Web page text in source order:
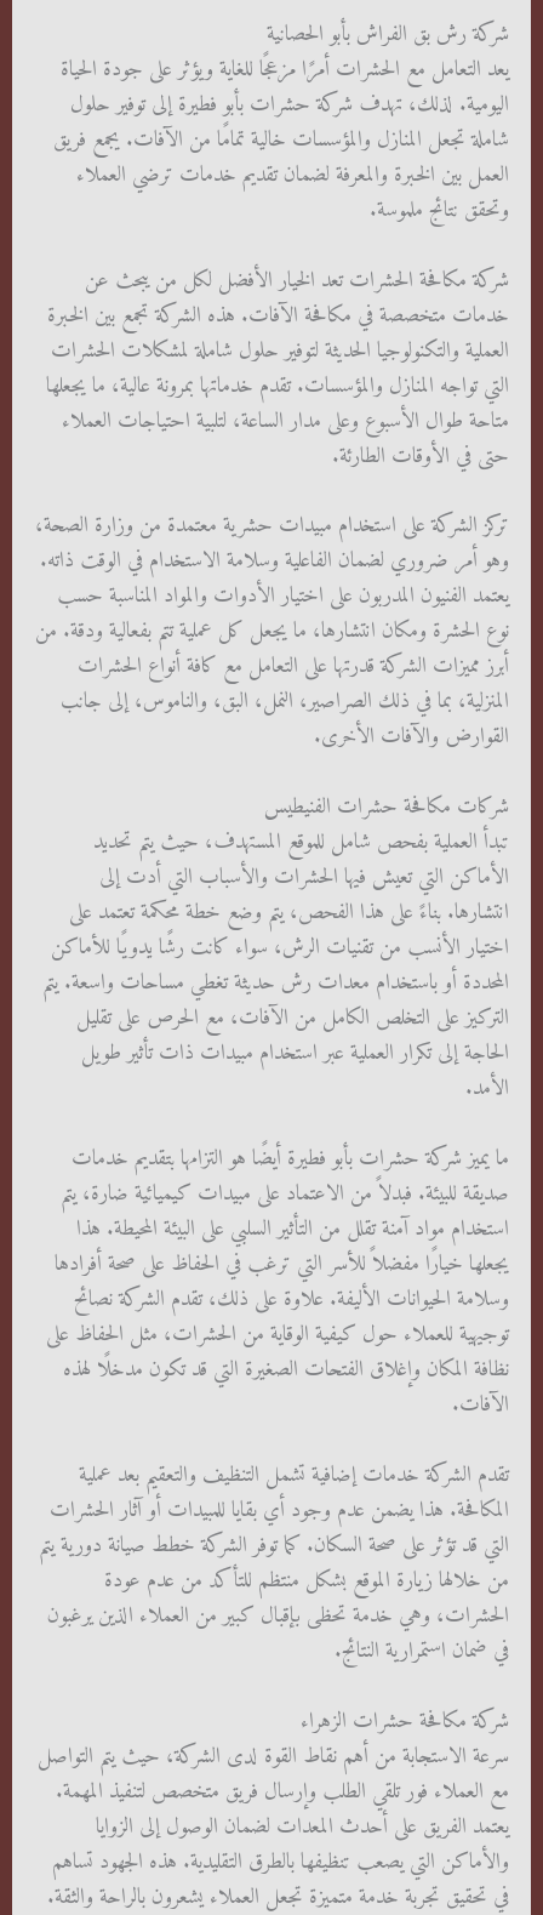
شركة رش بق الفراش بأبو الحصانية
يعد التعامل مع الحشرات أمرًا مزعجًا للغاية ويؤثر على جودة الحياة
اليومية. لذلك، تهدف شركة حشرات بأبو فطيرة إلى توفير حلول
شاملة تجعل المنازل والمؤسسات خالية تمامًا من الآفات. يجمع فريق
العمل بين الخبرة والمعرفة لضمان تقديم خدمات ترضي العملاء
وتحقق نتائج ملموسة.
شركة مكافحة الحشرات تعد الخيار الأفضل لكل من يبحث عن
خدمات متخصصة في مكافحة الآفات. هذه الشركة تجمع بين الخبرة
العملية والتكنولوجيا الحديثة لتوفير حلول شاملة لمشكلات الحشرات
التي تواجه المنازل والمؤسسات. تقدم خدماتها بمرونة عالية، ما يجعلها
متاحة طوال الأسبوع وعلى مدار الساعة، لتلبية احتياجات العملاء
حتى في الأوقات الطارئة.
تركز الشركة على استخدام مبيدات حشرية معتمدة من وزارة الصحة،
وهو أمر ضروري لضمان الفاعلية وسلامة الاستخدام في الوقت ذاته.
يعتمد الفنيون المدربون على اختيار الأدوات والمواد المناسبة حسب
نوع الحشرة ومكان انتشارها، ما يجعل كل عملية تتم بفعالية ودقة. من
أبرز مميزات الشركة قدرتها على التعامل مع كافة أنواع الحشرات
المنزلية، بما في ذلك الصراصير، النمل، البق، والناموس، إلى جانب
القوارض والآفات الأخرى.
شركات مكافحة حشرات الفنيطيس
تبدأ العملية بفحص شامل للموقع المستهدف، حيث يتم تحديد
الأماكن التي تعيش فيها الحشرات والأسباب التي أدت إلى
انتشارها. بناءً على هذا الفحص، يتم وضع خطة محكمة تعتمد على
اختيار الأنسب من تقنيات الرش، سواء كانت رشًا يدويًا للأماكن
المحددة أو باستخدام معدات رش حديثة تغطي مساحات واسعة. يتم
التركيز على التخلص الكامل من الآفات، مع الحرص على تقليل
الحاجة إلى تكرار العملية عبر استخدام مبيدات ذات تأثير طويل
الأمد.
ما يميز شركة حشرات بأبو فطيرة أيضًا هو التزامها بتقديم خدمات
صديقة للبيئة. فبدلاً من الاعتماد على مبيدات كيميائية ضارة، يتم
استخدام مواد آمنة تقلل من التأثير السلبي على البيئة المحيطة. هذا
يجعلها خيارًا مفضلاً للأسر التي ترغب في الحفاظ على صحة أفرادها
وسلامة الحيوانات الأليفة. علاوة على ذلك، تقدم الشركة نصائح
توجيهية للعملاء حول كيفية الوقاية من الحشرات، مثل الحفاظ على
نظافة المكان وإغلاق الفتحات الصغيرة التي قد تكون مدخلًا لهذه
الآفات.
تقدم الشركة خدمات إضافية تشمل التنظيف والتعقيم بعد عملية
المكافحة. هذا يضمن عدم وجود أي بقايا للمبيدات أو آثار الحشرات
التي قد تؤثر على صحة السكان. كما توفر الشركة خطط صيانة دورية يتم
من خلالها زيارة الموقع بشكل منتظم للتأكد من عدم عودة
الحشرات، وهي خدمة تحظى بإقبال كبير من العملاء الذين يرغبون
في ضمان استمرارية النتائج.
شركة مكافحة حشرات الزهراء
سرعة الاستجابة من أهم نقاط القوة لدى الشركة، حيث يتم التواصل
مع العملاء فور تلقي الطلب وإرسال فريق متخصص لتنفيذ المهمة.
يعتمد الفريق على أحدث المعدات لضمان الوصول إلى الزوايا
والأماكن التي يصعب تنظيفها بالطرق التقليدية. هذه الجهود تساهم
في تحقيق تجربة خدمة متميزة تجعل العملاء يشعرون بالراحة والثقة.